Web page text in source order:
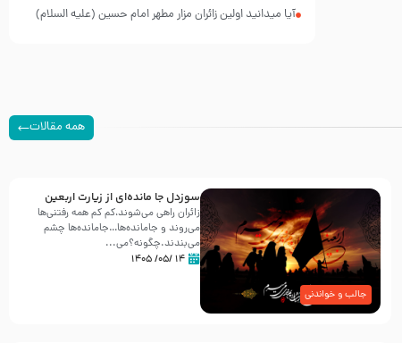
آیا میدانید اولین زائران مزار مطهر امام حسین (علیه السلام)
همه مقالات
جالب و خواندنی
سوزدل جا مانده‌ای از زیارت اربعین
زائران راهی می‌شوند،کم‌ کم همه رفتنی‌ها
می‌روند و جامانده‌ها…جامانده‌ها چشم
می‌بندند.چگونه؟می‌...
۱۴ /۰۵/ ۱۴۰۵